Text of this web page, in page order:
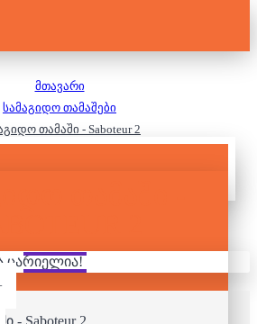
ცარიელია!
მთავარი
სამაგიდო თამაშები
თამაში - Saboteur 2
ᲗᲐᲛᲐᲨᲘ -
2